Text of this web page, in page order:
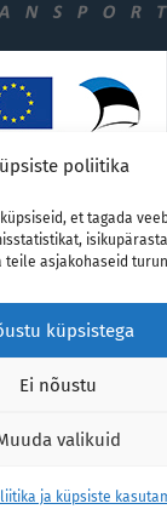
poliitika
et tagada
teile asjakohaseid
küpsistega
Ei nõustu
valikuid
ja küpsiste
10313